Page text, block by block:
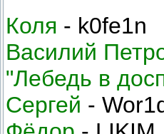
Коля - k0fe1n
Василий
"Лебедь в
Сергей -